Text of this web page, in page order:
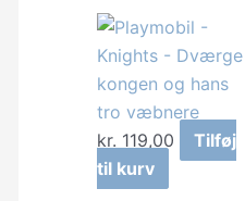
kr. 119,00
Tilføj
til kurv